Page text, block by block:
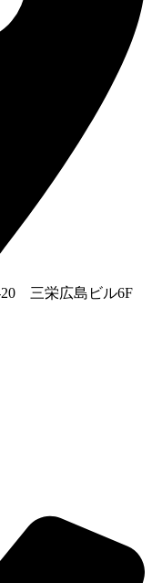
三栄広島ビル6F